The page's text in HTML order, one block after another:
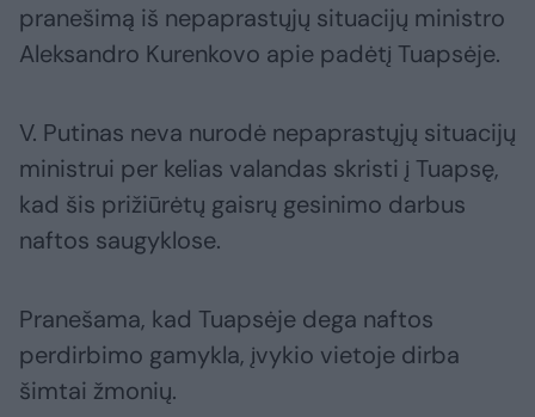
pranešimą iš nepaprastųjų situacijų ministro
Aleksandro Kurenkovo apie padėtį Tuapsėje.
V. Putinas neva nurodė nepaprastųjų situacijų
ministrui per kelias valandas skristi į Tuapsę,
kad šis prižiūrėtų gaisrų gesinimo darbus
naftos saugyklose.
Pranešama, kad Tuapsėje dega naftos
perdirbimo gamykla, įvykio vietoje dirba
šimtai žmonių.